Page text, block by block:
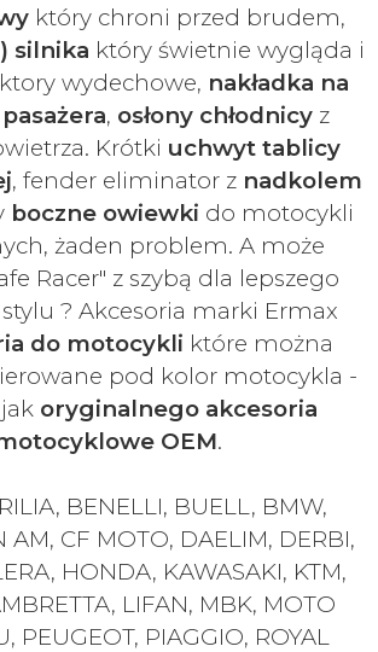
który chroni przed brudem,
silnika który świetnie wygląda i
wydechowe, nakładka na
, osłony chłodnicy z
Krótki uchwyt tablicy
, fender eliminator z nadkolem
boczne owiewki do motocykli
żaden problem. A może
Racer" z szybą dla lepszego
? Akcesoria marki Ermax
do motocykli które można
pod kolor motocykla -
oryginalnego akcesoria
OEM.
BENELLI, BUELL, BMW,
AM, CF MOTO, DAELIM, DERBI,
HONDA, KAWASAKI, KTM,
LIFAN, MBK, MOTO
PEUGEOT, PIAGGIO, ROYAL